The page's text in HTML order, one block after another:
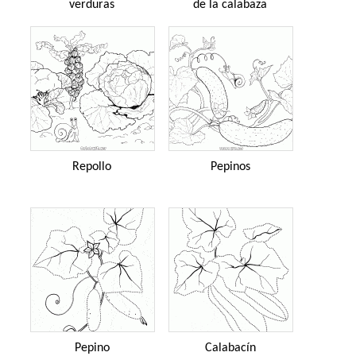
verduras de la calabaza
Repollo Pepinos
Pepino Calabacín